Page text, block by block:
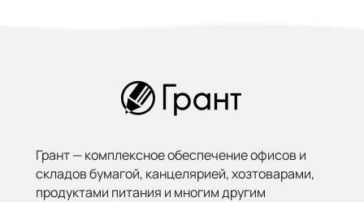
Грант — комплексное обеспечение офисов и
складов бумагой, канцелярией, хозтоварами,
продуктами питания и многим другим